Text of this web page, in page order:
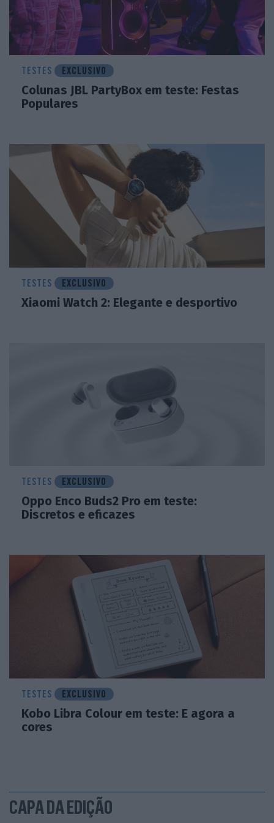
TESTES EXCLUSIVO
Colunas JBL PartyBox em teste: Festas
Populares
TESTES EXCLUSIVO
Xiaomi Watch 2: Elegante e desportivo
TESTES EXCLUSIVO
Oppo Enco Buds2 Pro em teste:
Discretos e eficazes
TESTES EXCLUSIVO
Kobo Libra Colour em teste: E agora a
cores
CAPA DA EDIÇÃO